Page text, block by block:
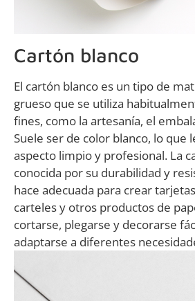
Cartón blanco
El cartón blanco es un tipo de
grueso que se utiliza
fines, como la artesanía, el
Suele ser de color blanco, lo que
aspecto limpio y profesional. La
conocida por su durabilidad y
hace adecuada para crear
carteles y otros productos de
cortarse, plegarse y decorarse
adaptarse a diferentes